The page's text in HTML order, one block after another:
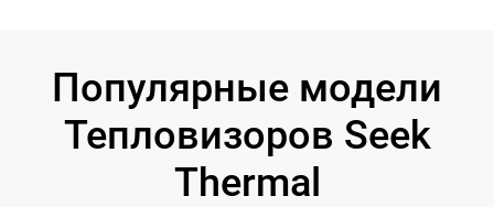
Популярные модели
Тепловизоров Seek
Thermal